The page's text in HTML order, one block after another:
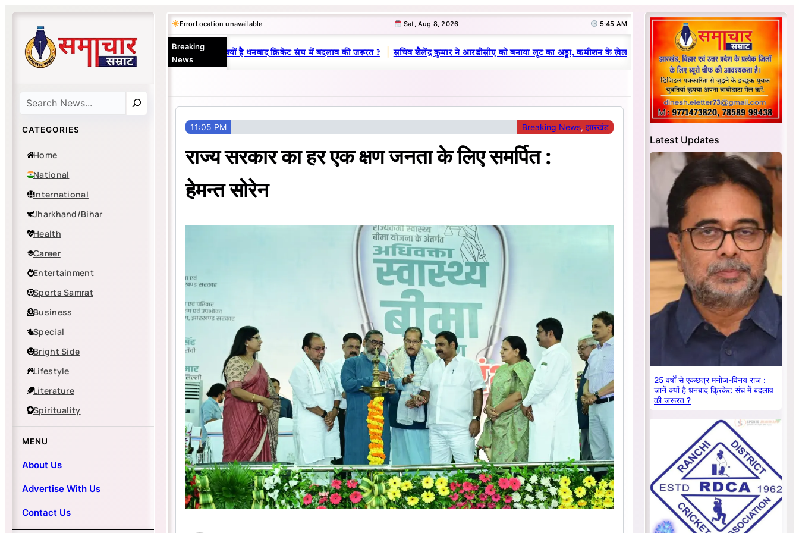
Skip
content
Search
CATEGORIES
Home
National
International
Jharkhand/Bihar
Health
Career
Entertainment
Sports Samrat
Business
Special
Bright Side
Lifestyle
Literature
Spirituality
MENU
About Us
Advertise With Us
Contact Us
ErrorLocation unavailable Sat, Aug 8, 2026 5:45 AM
Breaking
News
25 वर्षों से एकछत्र मनोज-विनय राज : जानें क्यों है धनबाद क्रिकेट संघ में बदलाव की जरूरत ? | सचिव शैलेंद्र कुमार ने आरडीसीए को बनाया लूट का अड्डा, कमीशन के खेल का हुआ भंडाफोड़ | धनबाद क्रिकेट संघ में परिवारवाद
11:05 PM Breaking News, झारखंड
राज्य सरकार का हर एक क्षण जनता के लिए समर्पित :
हेमन्त सोरेन
Latest Updates
25 वर्षों से एकछत्र मनोज-विनय राज :
जानें क्यों है धनबाद क्रिकेट संघ में बदलाव
की जरूरत ?